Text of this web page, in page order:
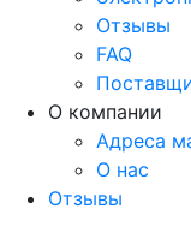
Отзывы
FAQ
О компании
Адреса
О нас
Отзывы